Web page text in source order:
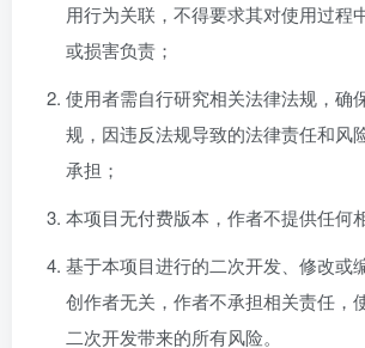
用行为关联，不得要求其对使用过程
或损害负责；
使用者需自行研究相关法律法规，确
规，因违反法规导致的法律责任和风
承担；
本项目无付费版本，作者不提供任何
基于本项目进行的二次开发、修改或
创作者无关，作者不承担相关责任，
二次开发带来的所有风险。